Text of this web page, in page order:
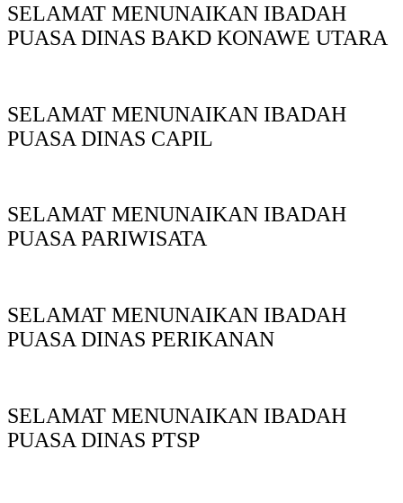
SELAMAT MENUNAIKAN IBADAH
PUASA DINAS BAKD KONAWE UTARA
SELAMAT MENUNAIKAN IBADAH
PUASA DINAS CAPIL
SELAMAT MENUNAIKAN IBADAH
PUASA PARIWISATA
SELAMAT MENUNAIKAN IBADAH
PUASA DINAS PERIKANAN
SELAMAT MENUNAIKAN IBADAH
PUASA DINAS PTSP